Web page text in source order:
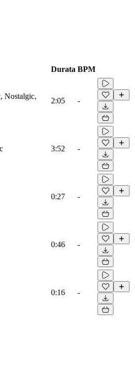
Durata BPM
Nostalgic,
2:05 -
3:52 -
0:27 -
0:46 -
0:16 -